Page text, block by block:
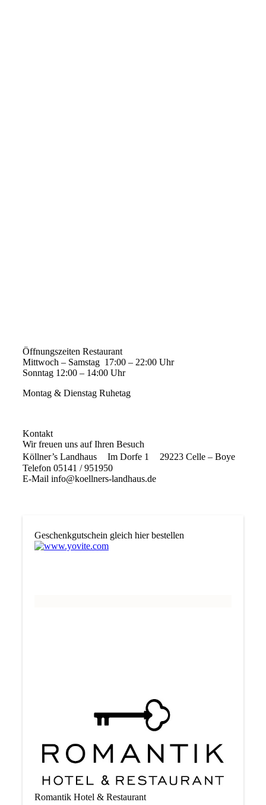
Öffnungszeiten Restaurant
Mittwoch – Samstag 17:00 – 22:00 Uhr
Sonntag 12:00 – 14:00 Uhr
Montag & Dienstag Ruhetag
Kontakt
Wir freuen uns auf Ihren Besuch
Köllner’s Landhaus Im Dorfe 1 29223 Celle – Boye
Telefon 05141 / 951950
E-Mail info@koellners-landhaus.de
Geschenkgutschein gleich hier bestellen
Romantik Hotel & Restaurant